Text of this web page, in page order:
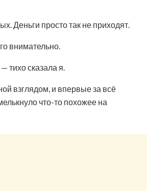
Деньги просто так не приходят.
внимательно.
тихо сказала я.
взглядом, и впервые за всё
что-то похожее на